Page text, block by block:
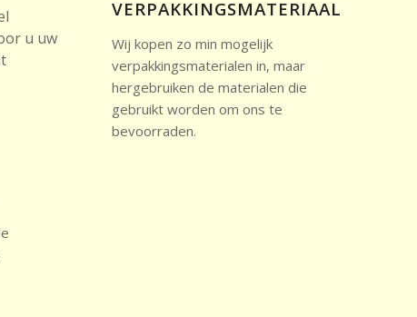
u uw
VERPAKKINGSMATERIAAL
Wij kopen zo min mogelijk
verpakkingsmaterialen in, maar
hergebruiken de materialen die
gebruikt worden om ons te
bevoorraden.